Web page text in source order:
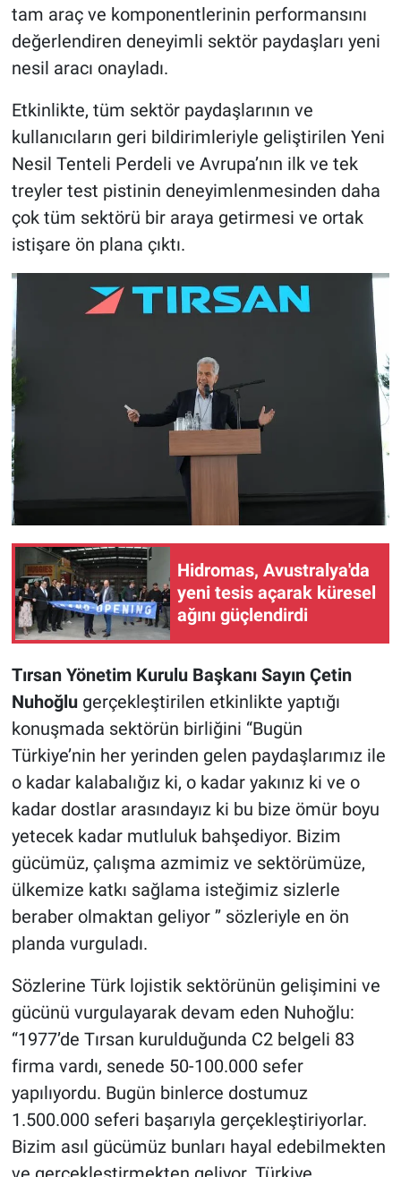
tam araç ve komponentlerinin performansını
değerlendiren deneyimli sektör paydaşları yeni
nesil aracı onayladı.
Etkinlikte, tüm sektör paydaşlarının ve
kullanıcıların geri bildirimleriyle geliştirilen Yeni
Nesil Tenteli Perdeli ve Avrupa’nın ilk ve tek
treyler test pistinin deneyimlenmesinden daha
çok tüm sektörü bir araya getirmesi ve ortak
istişare ön plana çıktı.
Hidromas, Avustralya'da
yeni tesis açarak küresel
ağını güçlendirdi
Tırsan Yönetim Kurulu Başkanı Sayın Çetin
Nuhoğlugerçekleştirilen etkinlikte yaptığı
konuşmada sektörün birliğini “Bugün
Türkiye’nin her yerinden gelen paydaşlarımız ile
o kadar kalabalığız ki, o kadar yakınız ki ve o
kadar dostlar arasındayız ki bu bize ömür boyu
yetecek kadar mutluluk bahşediyor. Bizim
gücümüz, çalışma azmimiz ve sektörümüze,
ülkemize katkı sağlama isteğimiz sizlerle
beraber olmaktan geliyor ’’ sözleriyle en ön
planda vurguladı.
Sözlerine Türk lojistik sektörünün gelişimini ve
gücünü vurgulayarak devam eden Nuhoğlu:
“1977’de Tırsan kurulduğunda C2 belgeli 83
firma vardı, senede 50-100.000 sefer
yapılıyordu. Bugün binlerce dostumuz
1.500.000 seferi başarıyla gerçekleştiriyorlar.
Bizim asıl gücümüz bunları hayal edebilmekten